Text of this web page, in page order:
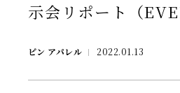
Brand
Brand News
Our Purpose
示会リポート（
ピン アパレル 2022.01.13